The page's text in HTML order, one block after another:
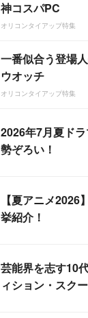
神コスパPC
オリコンタイアップ特集
一番似合う登場
ウオッチ
オリコンタイアップ特集
2026年7月夏ド
勢ぞろい！
【夏アニメ
挙紹介！
芸能界を志す10
ィション・スク